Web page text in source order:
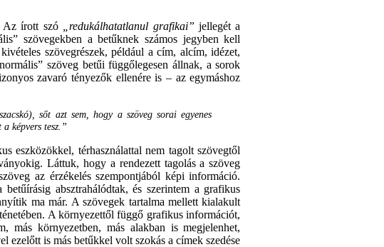
Az írott szó „redukálhatatlanul grafikai” jellegét a
szövegekben a betűknek számos jegyben kell
szövegrészek, például a cím, alcím, idézet,
szöveg betűi függőlegesen állnak, a sorok
zavaró tényezők ellenére is – az egymáshoz
sőt azt sem, hogy a szöveg sorai egyenes
képvers tesz.”
eszközökkel, térhasználattal nem tagolt szövegtől
Láttuk, hogy a rendezett tagolás a szöveg
az érzékelés szempontjából képi információ.
absztrahálódtak, és szerintem a grafikus
ma már. A szövegek tartalma mellett kialakult
A környezettől függő grafikus információt,
más környezetben, más alakban is megjelenhet,
is más betűkkel volt szokás a címek szedése